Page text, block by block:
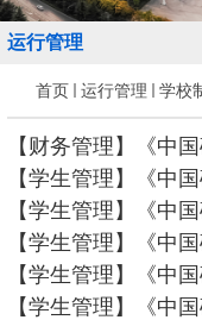
运行管理
首页 运行管理 学校
【财务管理】《中
办法》
【学生管理】《中
学位授予工作实施
【学生管理】《中
作实施办法》
【学生管理】《中
论文或实践成果答
【学生管理】《中
论文评阅与实践成
【学生管理】《中